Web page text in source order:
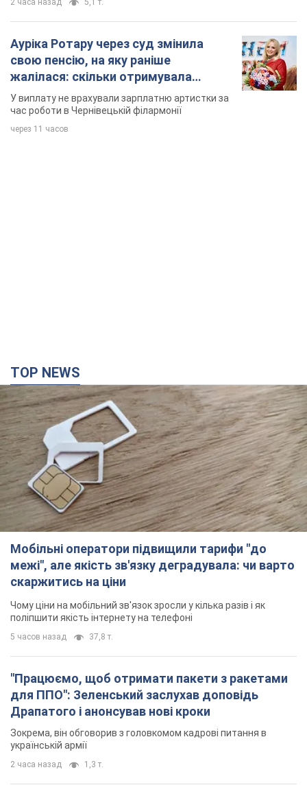
Мобільні оператори підвищили тарифи "до
межі", але якість зв'язку деградувала: чи варто
скаржитись на ціни
Чому ціни на мобільний зв'язок зросли у кілька разів і як
поліпшити якість інтернету на телефоні
5 часов назад 37,8 т.
"Працюємо, щоб отримати пакети з ракетами
для ППО": Зеленський заслухав доповідь
Драпатого і анонсував нові кроки
українській армії
В окупованій Ялті прогриміли потужні вибухи:
валить чорний дим. Фото і відео
Місто, ймовірно, опинилося під атакою дронів
3 часа назад